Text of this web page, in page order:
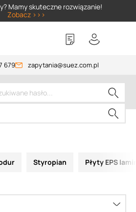
Mamy skuteczne rozwiązanie!
Zobacz >>>
679 zapytania@suez.com.pl
Styropian Płyty EPS